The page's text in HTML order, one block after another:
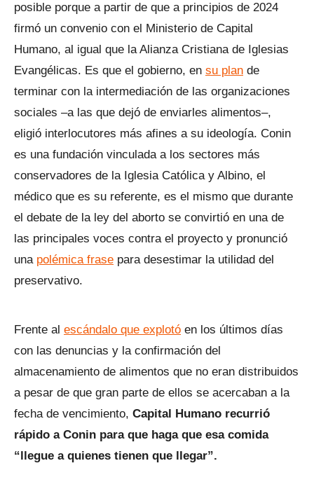
posible porque a partir de que a principios de 2024
firmó un convenio con el Ministerio de Capital
Humano, al igual que la Alianza Cristiana de Iglesias
Evangélicas. Es que el gobierno, en su plan de
terminar con la intermediación de las organizaciones
sociales –a las que dejó de enviarles alimentos–,
eligió interlocutores más afines a su ideología. Conin
es una fundación vinculada a los sectores más
conservadores de la Iglesia Católica y Albino, el
médico que es su referente, es el mismo que durante
el debate de la ley del aborto se convirtió en una de
las principales voces contra el proyecto y pronunció
una polémica frase para desestimar la utilidad del
preservativo.
Frente al escándalo que explotó en los últimos días
con las denuncias y la confirmación del
almacenamiento de alimentos que no eran distribuidos
a pesar de que gran parte de ellos se acercaban a la
fecha de vencimiento, Capital Humano recurrió
rápido a Conin para que haga que esa comida
“llegue a quienes tienen que llegar”.